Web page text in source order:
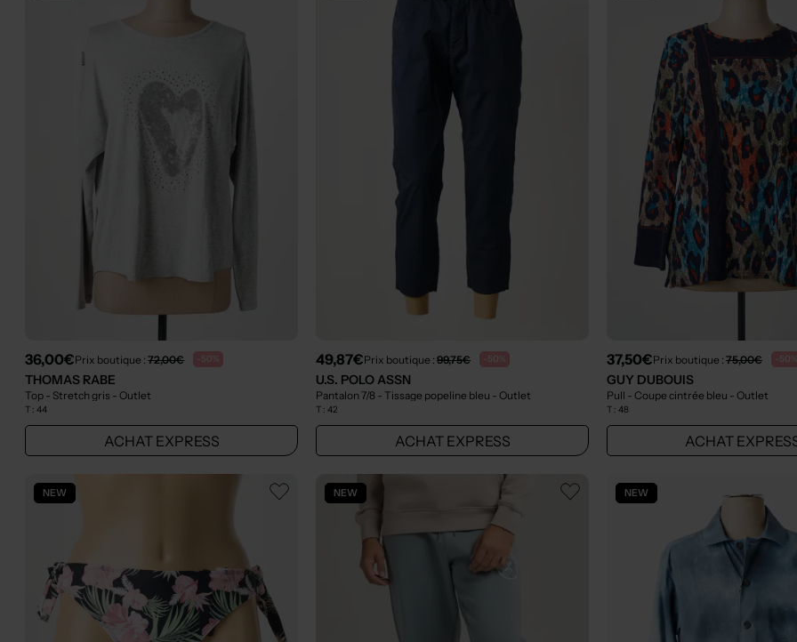
36,00€Prix boutique :72,00€ -50%
THOMAS RABE
Top - Stretch gris - Outlet
T :44
ACHAT EXPRESS
49,87€Prix boutique :99,75€ -50%
U.S. POLO ASSN
Pantalon 7/8 - Tissage popeline bleu - Outlet
T :42
ACHAT EXPRESS
37,50€Prix boutique : 75,00€ -50%
GUY DUBOUIS
Pull - Coupe cintrée bleu - Outlet
T : 48
ACHAT
NEW NEW NEW